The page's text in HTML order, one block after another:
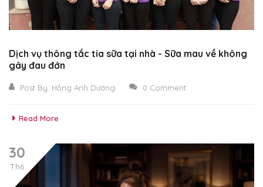
Dịch vụ thông tắc tia sữa tại nhà - Sữa mau về không
gây đau đớn
Post By: Hồng Anh Dương 0 Comment
Read More
30
Th6